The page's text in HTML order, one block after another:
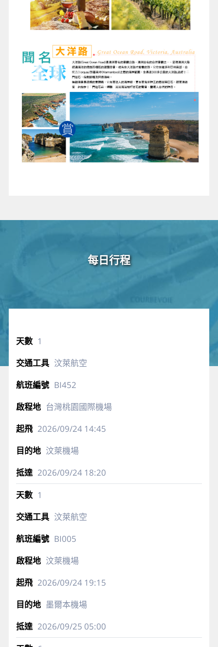
每日行程
1
汶萊航空
BI452
台灣桃園國際機場
2026/09/2414:45
汶萊機場
2026/09/2418:20
1
汶萊航空
BI005
汶萊機場
2026/09/2419:15
墨爾本機場
2026/09/25 05:00